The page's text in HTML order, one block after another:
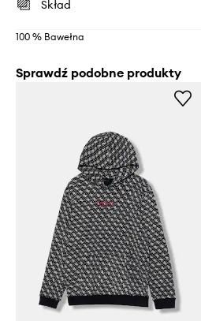
Skład
100 % Bawełna
Sprawdź podobne produkty